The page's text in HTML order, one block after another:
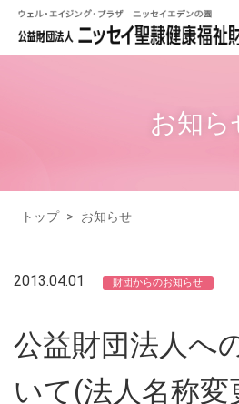
お知ら
トップ > お知らせ
2013.04.01 財団からのお知らせ
公益財団法人へ
いて(法人名称変